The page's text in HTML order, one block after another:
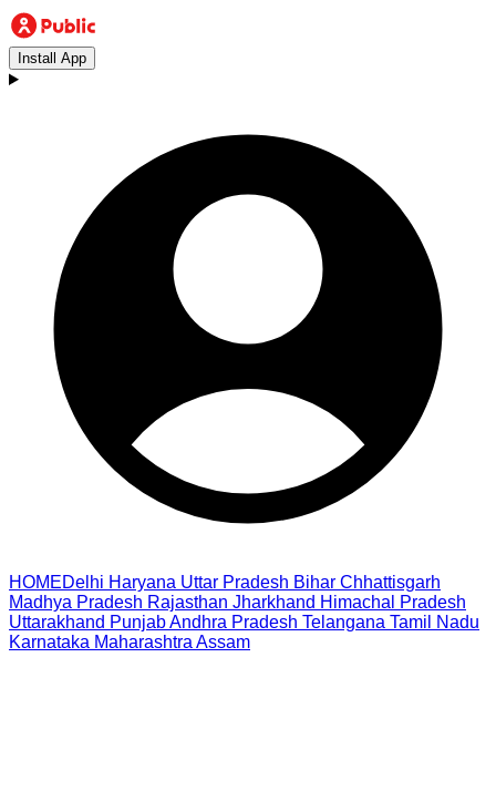
Install App
HOMEDelhi Haryana Uttar Pradesh Bihar Chhattisgarh
Madhya Pradesh Rajasthan Jharkhand Himachal Pradesh
Uttarakhand PunjabAndhra Pradesh Telangana Tamil Nadu
Karnataka Maharashtra Assam